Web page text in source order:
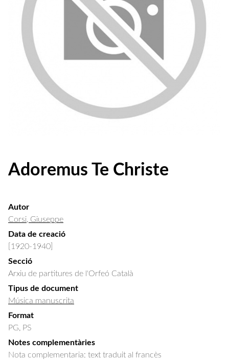
Adoremus Te Christe
Autor
Corsi, Giuseppe
Data de creació
[1920-1940]
Secció
Arxiu de partitures de l'Orfeó Català
Tipus de document
Música manuscrita
Format
PG, PS
Notes complementàries
Nota complementaria: text traduit al francès